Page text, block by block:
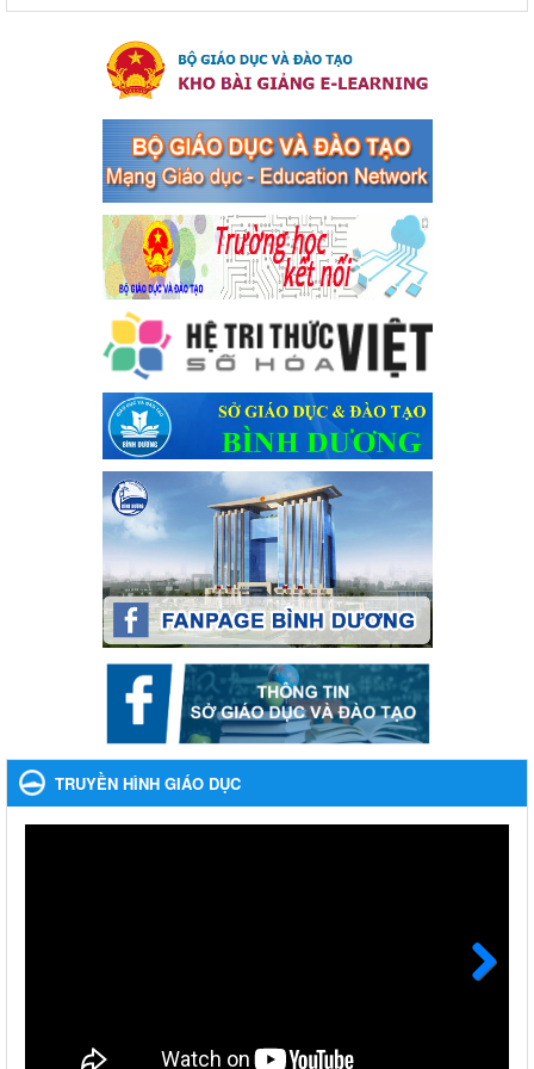
của Thủ tướng Chính phủ về tăng cường phòng ngừa, đấu
tranh tội phạm, vi phạm pháp luật liên quan đến hoạt động
tổ chức đánh bạc và đánh bạc
Kế hoạch thực hiện Chỉ thị số 16/CT-TTg ngày 27/05/2023 của
phạm, vi phạm pháp luật liên quan đến hoạt động tổ chức đánh
bạc và đánh bạc
Ngày ban hành: 04/03/2024
Kế hoạch Tổ chức Hội trại truyền thống học sinh thị xã Bến
Cát Lần thứ VIII, năm học 2023-2024
Kế hoạch Tổ chức Hội trại truyền thống học sinh thị xã Bến Cát
Lần thứ VIII, năm học 2023-2024
Ngày ban hành: 28/12/2023
Phối hợp rà soát nhu cầu tiêm vắc xin phòng Covid 19
Phối hợp rà soát nhu cầu tiêm vắc xin phòng Covid 19
Ngày ban hành: 22/11/2023
Phát động, triển khai Cuộc thi " An toàn giao thông cho nụ
cười ngày mai" dành cho học sinh và giáo viên trung học
năm học 2023-2024
Phát động, triển khai Cuộc thi " An toàn giao thông cho nụ cười
ngày mai" dành cho học sinh và giáo viên trung học năm học
Ngày ban hành: 22/11/2023
Nhắc nhỡ thực hiện thanh toán không dùng tiền mặt các
khoản thu trong nhà trường năm học 2023-2024 và các năm
Nhắc nhỡ thực hiện thanh toán không dùng tiền mặt các khoản
thu trong nhà trường năm học 2023-2024 và các năm tiếp theo
Ngày ban hành: 27/09/2023
bổng, hỗ trợ của Chương trình "Tiếp sức đến trường" năm
TRUYỀN HÌNH GIÁO DỤC